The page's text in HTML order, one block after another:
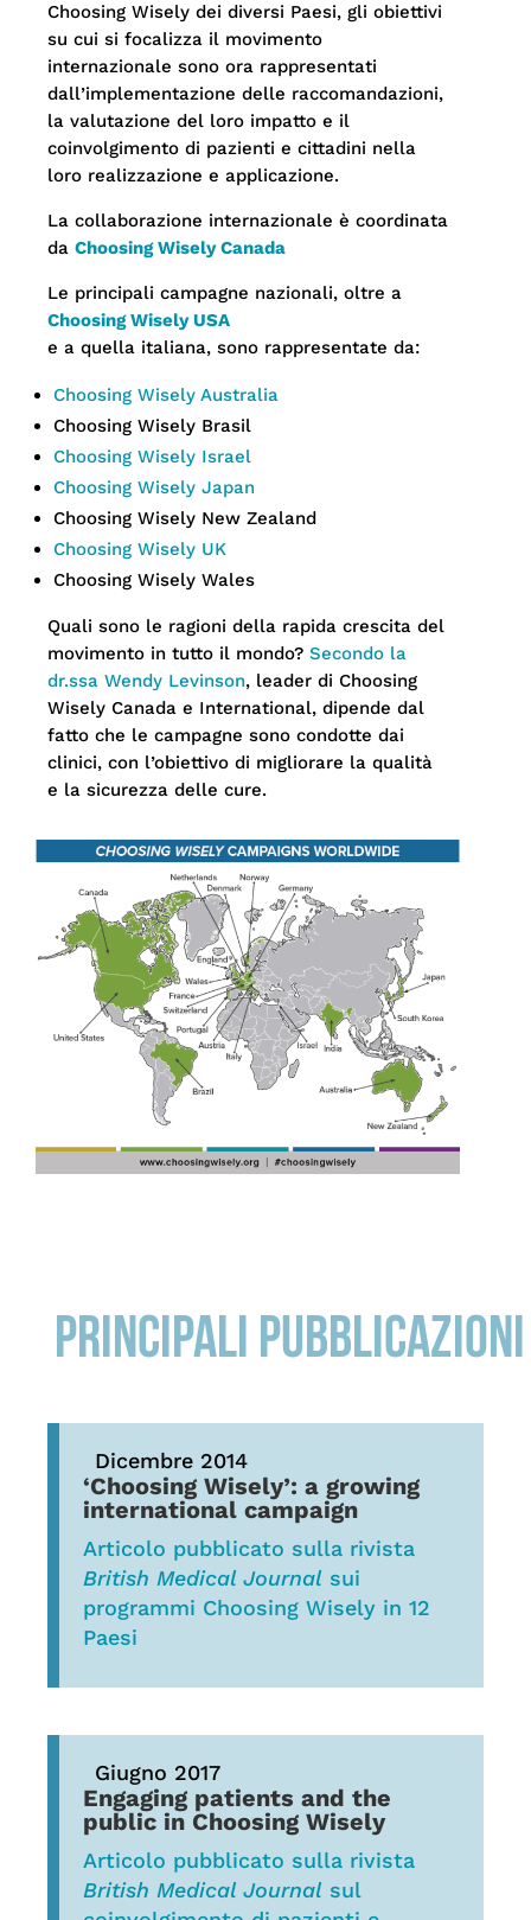
Choosing Wisely dei diversi Paesi, gli obiettivi
su cui si focalizza il movimento
internazionale sono ora rappresentati
dall’implementazione delle raccomandazioni,
la valutazione del loro impatto e il
coinvolgimento di pazienti e cittadini nella
loro realizzazione e applicazione.
La collaborazione internazionale è coordinata
da Choosing Wisely Canada
Le principali campagne nazionali, oltre a
Choosing Wisely USA
e a quella italiana, sono rappresentate da:
Choosing Wisely Australia
Choosing Wisely Brasil
Choosing Wisely Israel
Choosing Wisely Japan
Choosing Wisely New Zealand
Choosing Wisely UK
Choosing Wisely Wales
Quali sono le ragioni della rapida crescita del
movimento in tutto il mondo? Secondo la
dr.ssa Wendy Levinson, leader di Choosing
Wisely Canada e International, dipende dal
fatto che le campagne sono condotte dai
clinici, con l’obiettivo di migliorare la qualità
e la sicurezza delle cure.
PRINCIPALI PUBBLICAZIONI
Dicembre 2014
‘Choosing Wisely’: a growing
international campaign
Articolo pubblicato sulla rivista
British Medical Journal sui
programmi Choosing Wisely in 12
Paesi
Giugno 2017
Engaging patients and the
public in Choosing Wisely
Articolo pubblicato sulla rivista
British Medical Journal sul